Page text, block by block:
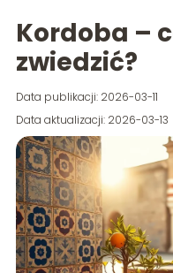
Kordoba –
zwiedzić?
Data publikacji: 2026-03-11
Data aktualizacji: 2026-03-13